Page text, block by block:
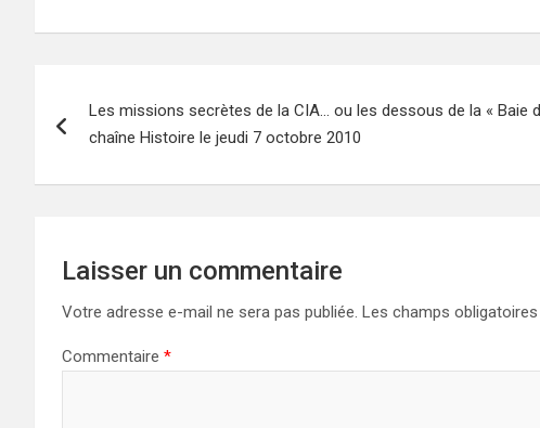
de
l’article
Les missions secrètes de la CIA… ou les dessous de la « Baie
chaîne Histoire le jeudi 7 octobre 2010
Laisser un commentaire
Votre adresse e-mail ne sera pas publiée. Les champs
Commentaire *